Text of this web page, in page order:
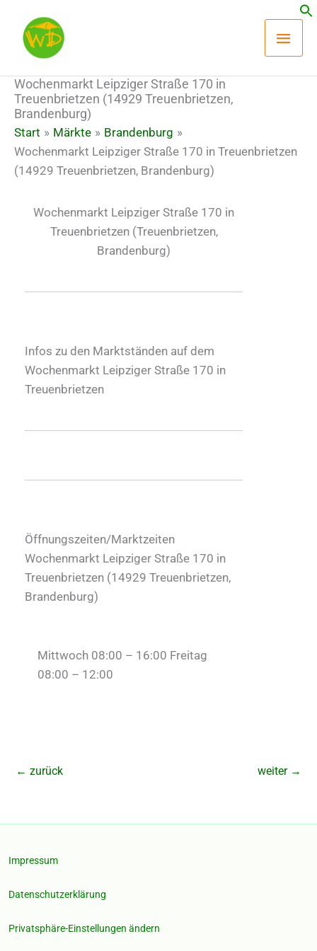
Inhalt
springen
Wochenmarkt Leipziger Straße 170 in
Treuenbrietzen (14929 Treuenbrietzen,
Brandenburg)
Start Märkte
Brandenburg
Wochenmarkt Leipziger Straße 170 in Treuenbrietzen
(14929 Treuenbrietzen, Brandenburg)
Wochenmarkt Leipziger Straße 170 in
Treuenbrietzen(Treuenbrietzen,
Brandenburg)
Infos zu den Marktständen auf dem
Wochenmarkt Leipziger Straße 170 in
Treuenbrietzen
Öffnungszeiten/Marktzeiten
Wochenmarkt Leipziger Straße 170 in
Treuenbrietzen (14929 Treuenbrietzen,
Brandenburg)
Mittwoch 08:00 – 16:00 Freitag
08:00 – 12:00
← zurück weiter →
Impressum
Datenschutzerklärung
Privatsphäre-Einstellungen ändern